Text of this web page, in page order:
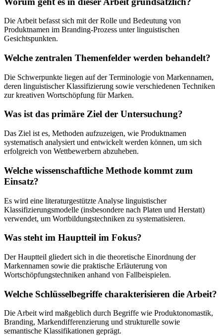
Die Arbeit befasst sich mit der Rolle und Bedeutung von
Produktnamen im Branding-Prozess unter linguistischen
Gesichtspunkten.
Welche zentralen Themenfelder werden behandelt?
Die Schwerpunkte liegen auf der Terminologie von Markennamen,
deren linguistischer Klassifizierung sowie verschiedenen Techniken
zur kreativen Wortschöpfung für Marken.
Was ist das primäre Ziel der Untersuchung?
Das Ziel ist es, Methoden aufzuzeigen, wie Produktnamen
systematisch analysiert und entwickelt werden können, um sich
erfolgreich von Wettbewerbern abzuheben.
Welche wissenschaftliche Methode kommt zum
Einsatz?
Es wird eine literaturgestützte Analyse linguistischer
Klassifizierungsmodelle (insbesondere nach Platen und Herstatt)
verwendet, um Wortbildungstechniken zu systematisieren.
Was steht im Hauptteil im Fokus?
Der Hauptteil gliedert sich in die theoretische Einordnung der
Markennamen sowie die praktische Erläuterung von
Wortschöpfungstechniken anhand von Fallbeispielen.
Welche Schlüsselbegriffe charakterisieren die Arbeit?
Die Arbeit wird maßgeblich durch Begriffe wie Produktonomastik,
Branding, Markendifferenzierung und strukturelle sowie
semantische Klassifikationen geprägt.